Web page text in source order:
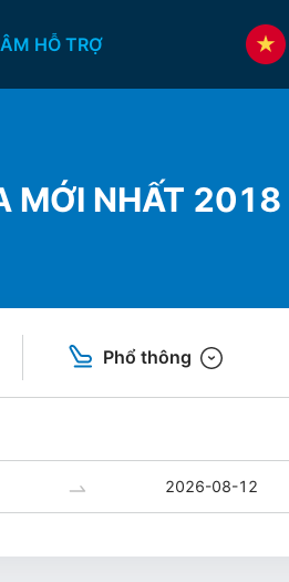
HỖ TRỢ
MỚI NHẤT 2018
Phổ thông